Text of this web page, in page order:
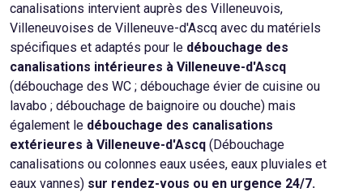
canalisations intervient auprès des Villeneuvois,
Villeneuvoises de Villeneuve-d'Ascq avec du matériels
spécifiques et adaptés pour le débouchage des
canalisations intérieures à Villeneuve-d'Ascq
(débouchage des WC ; débouchage évier de cuisine ou
lavabo ; débouchage de baignoire ou douche) mais
également le débouchage des canalisations
extérieures à Villeneuve-d'Ascq (Débouchage
canalisations ou colonnes eaux usées, eaux pluviales et
eaux vannes) sur rendez-vous ou en urgence 24/7.